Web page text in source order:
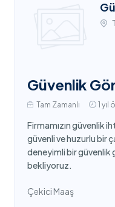
Güvenlik
Tam Zamanlı 1 yıl
Firmamızın güvenlik
güvenli ve huzurlu bir
deneyimli bir güvenlik
bekliyoruz.
Çekici Maaş